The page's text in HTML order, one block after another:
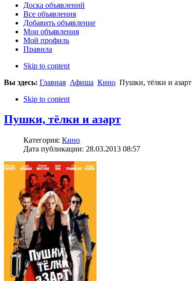
Доска объявлений
Все объявления
Добавить объявление
Мои объявления
Мой профиль
Правила
Skip to content
Вы здесь: Главная Афиша Кино Пушки, тёлки и азарт
Skip to content
Пушки, тёлки и азарт
Категория: Кино
Дата публикации: 28.03.2013 08:57